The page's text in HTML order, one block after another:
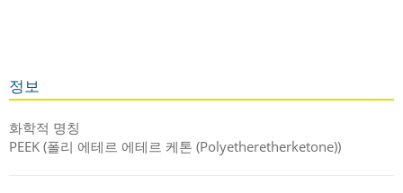
함됩니다.
정보
화학적 명칭
PEEK (폴리 에테르 에테르 케톤 (Polyetheretherketone))